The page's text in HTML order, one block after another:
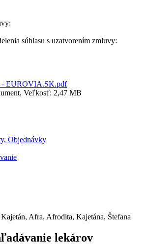
súhlasu s uzatvorením zmluvy:
EUROVIA.SK.pdf
Veľkosť: 2,47 MB
Objednávky
Kajetán, Afra, Afrodita, Kajetána, Štefana
lekárov